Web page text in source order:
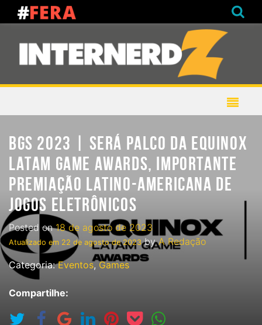
BGS 2023 | SERÁ PALCO DA EQUINOX
LATAM GAME AWARDS, IMPORTANTE
PREMIAÇÃO LATINO-AMERICANA DE
JOGOS ELETRÔNICOS
Posted on18 de agosto de 2023
Atualizado em 22 de agosto de 2023byA Redação
Categoria:Eventos,Games
Compartilhe: